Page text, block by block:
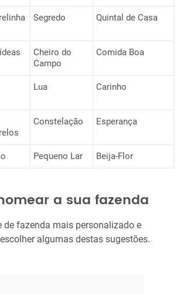
Segredo Quintal de Casa
Cheiro do
Campo
Comida Boa
Lua Carinho
Constelação Esperança
Pequeno Lar Beija-Flor
a sua fazenda
de fazenda mais personalizado e
algumas destas sugestões.